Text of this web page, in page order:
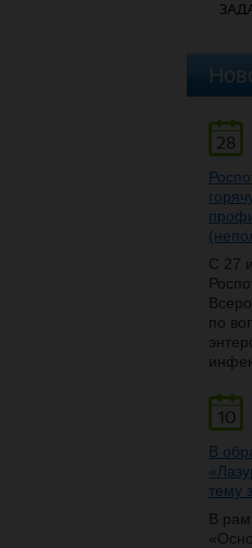
28
С 27
по
10
В
тему
В